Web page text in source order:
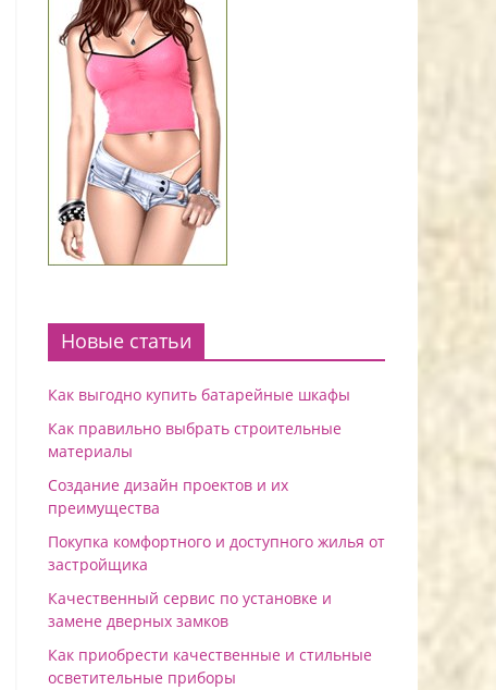
Новые статьи
Как выгодно купить батарейные шкафы
Как правильно выбрать строительные
материалы
Создание дизайн проектов и их
преимущества
Покупка комфортного и доступного жилья от
застройщика
Качественный сервис по установке и
замене дверных замков
Как приобрести качественные и стильные
осветительные приборы